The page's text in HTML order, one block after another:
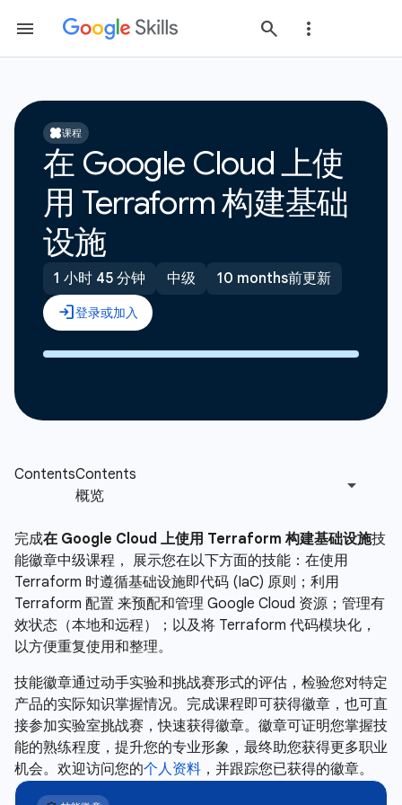
课程
在 Google Cloud 上使
用 Terraform 构建基础
设施
1 小时 45 分钟 中级 10 months前更新
完成在 Google Cloud 上使用 Terraform 构建基础设施技
能徽章中级课程， 展示您在以下方面的技能：在使用
Terraform 时遵循基础设施即代码 (IaC) 原则；利用
Terraform 配置 来预配和管理 Google Cloud 资源；管理有
效状态（本地和远程）；以及将 Terraform 代码模块化，
以方便重复使用和整理。
技能徽章通过动手实验和挑战赛形式的评估，检验您对特定
产品的实际知识掌握情况。完成课程即可获得徽章，也可直
接参加实验室挑战赛，快速获得徽章。徽章可证明您掌握技
能的熟练程度，提升您的专业形象，最终助您获得更多职业
机会。欢迎访问您的个人资料 ，并跟踪您已获得的徽章。